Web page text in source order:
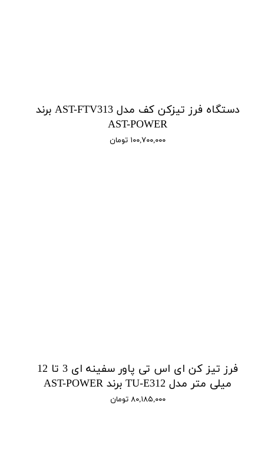
دستگاه فرز تیزکن کف مدل AST-FTV313 برند
AST-POWER
۱۰۰,۷۰۰,۰۰۰ تومان
فرز تیز کن ای اس تی پاور سفینه ای 3 تا 12
میلی متر مدل TU-E312 برند AST-POWER
۸۰,۱۸۵,۰۰۰ تومان